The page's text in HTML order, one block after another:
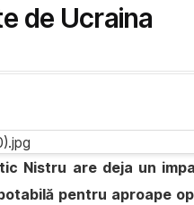
de Ucraina
Nistru are deja un
pentru aproape